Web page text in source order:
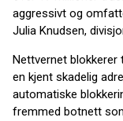
aggressivt og
Julia Knudsen,
Nettvernet blokkerer
en kjent skadelig
automatiske
fremmed botnett